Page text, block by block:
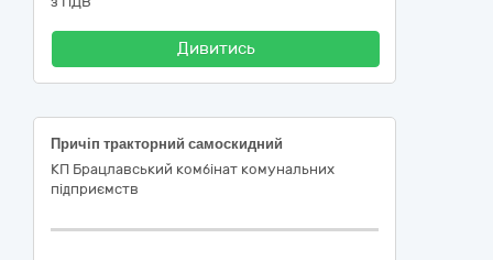
Дивитись
Причіп тракторний самоскидний
КП Брацлавський комбінат комунальних
підприємств